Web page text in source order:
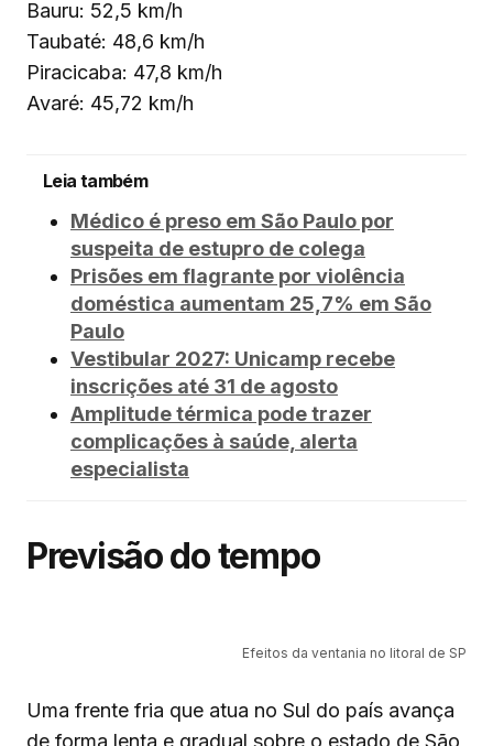
Bauru: 52,5 km/h
Taubaté: 48,6 km/h
Piracicaba: 47,8 km/h
Avaré: 45,72 km/h
Leia também
Médico é preso em São Paulo por
suspeita de estupro de colega
Prisões em flagrante por violência
doméstica aumentam 25,7% em São
Paulo
Vestibular 2027: Unicamp recebe
inscrições até 31 de agosto
Amplitude térmica pode trazer
complicações à saúde, alerta
especialista
Previsão do tempo
Efeitos da ventania no litoral de SP
Uma frente fria que atua no Sul do país avança